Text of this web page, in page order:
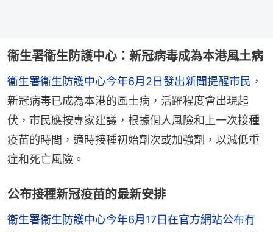
衞生署衞生防護中心：新冠病毒成為本港風土病
衞生署衞生防護中心今年6月2日發出新聞提醒市民 ，
新冠病毒已成為本港的風土病，活躍程度會出現起
伏，市民應按專家建議，根據個人風險和上一次接種
疫苗的時間，適時接種初始劑次或加強劑，以減低重
症和死亡風險。
公布接種新冠疫苗的最新安排
衞生署衞生防護中心今年6月17日在官方網站公布有